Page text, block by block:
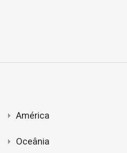
América
Oceânia